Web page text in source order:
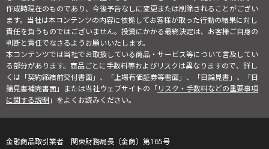
作成時現在のものであり、今後予告なしに変更または削除されることがござい
ます。当社は本コンテンツの内容に依拠してお客様が取った行動の結果に対し
責任を負うものではございません。投資にかかる最終決定は、お客様ご自身の
判断と責任でなさるようお願いいたします。
本コンテンツでは当社でお取扱している商品・サービス等について言及してい
る部分があります。商品ごとに手数料等およびリスクは異なりますので、詳し
くは「契約締結前交付書面」、「上場有価証券等書面」、「目論見書」、「目
論見書補完書面」または当社ウェブサイトの「リスク・手数料などの重要事項
に関する説明」をよくお読みください。
金融商品取引業者 関東財務局長（金商）第165号